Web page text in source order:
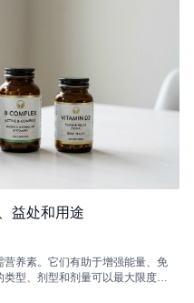
益处和用途
养素。它们有助于增强能量、免
型、剂型和剂量可以最大限度地